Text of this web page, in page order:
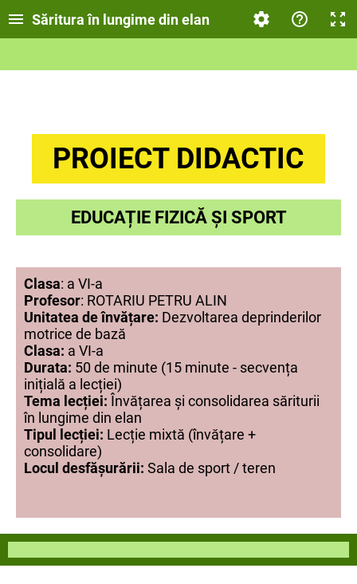
Săritura în lungime din elan
PROIECT DIDACTIC
EDUCAȚIE FIZICĂ ȘI SPORT
Clasa: a VI-a
Profesor: ROTARIU PETRU ALIN
Unitatea de învățare: Dezvoltarea deprinderilor
motrice de bază
Clasa: a VI-a
Durata: 50 de minute (15 minute - secvența
inițială a lecției)
Tema lecției: Învățarea și consolidarea săriturii
în lungime din elan
Tipul lecției: Lecție mixtă (învățare +
consolidare)
Locul desfășurării: Sala de sport / teren